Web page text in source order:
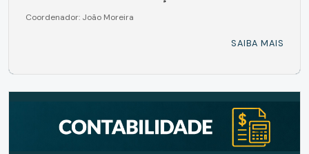
Coordenador: João Moreira
SAIBA MAIS